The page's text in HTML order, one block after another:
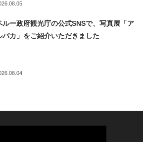
ルー政府観光庁の公式SNSで、写真展「ア
パカ」をご紹介いただきました